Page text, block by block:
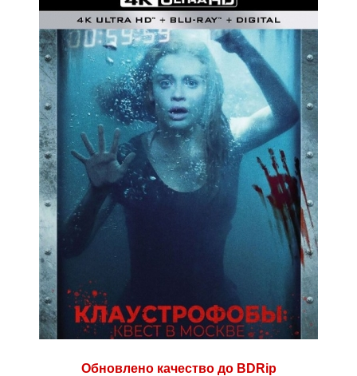
Обновлено качество до BDRip